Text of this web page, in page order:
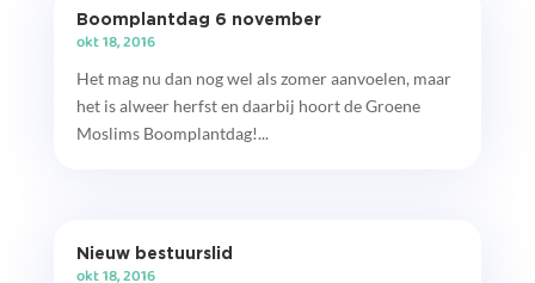
Boomplantdag 6 november
okt 18, 2016
Het mag nu dan nog wel als zomer aanvoelen, maar
het is alweer herfst en daarbij hoort de Groene
Moslims Boomplantdag!...
Nieuw bestuurslid
okt 18, 2016